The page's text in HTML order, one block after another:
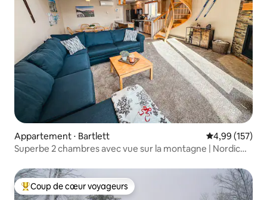
Appartement ⋅ Bartlett Évaluation
4,99 (157)
Superbe 2 chambres avec vue sur la montagne | Nordic
Coups de cœur voyageurs les plus appréciés
Coup de cœur voyageurs